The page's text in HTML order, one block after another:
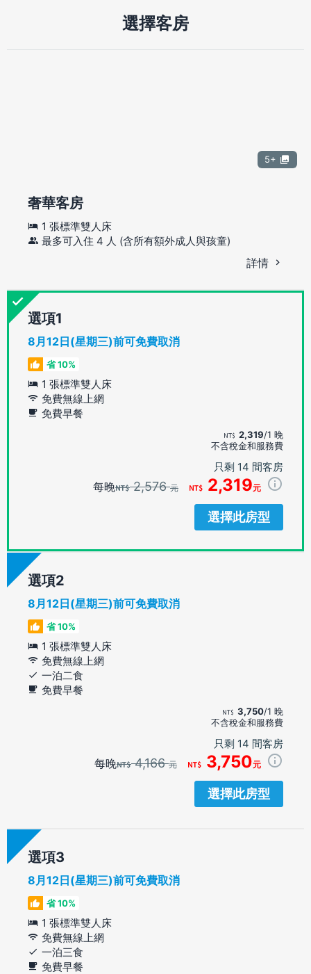
選擇客房
5+
奢華客房
1 張標準雙人床
最多可入住 4 人 (含所有額外成人與孩童)
詳情
選項
8月12日(星期三)前可免費取消
省 10%
1 張標準雙人床
免費無線上網
免費早餐
2,319/1 晚
不含稅金和服務費
只剩 14 間客房
每晚 2,576元 2,319元
選擇此房型
選項
8月12日(星期三)前可免費取消
省 10%
1 張標準雙人床
免費無線上網
一泊二食
免費早餐
3,750/1 晚
不含稅金和服務費
只剩 14 間客房
每晚 4,166元 3,750元
選擇此房型
選項
8月12日(星期三)前可免費取消
省 10%
1 張標準雙人床
免費無線上網
一泊三食
免費早餐